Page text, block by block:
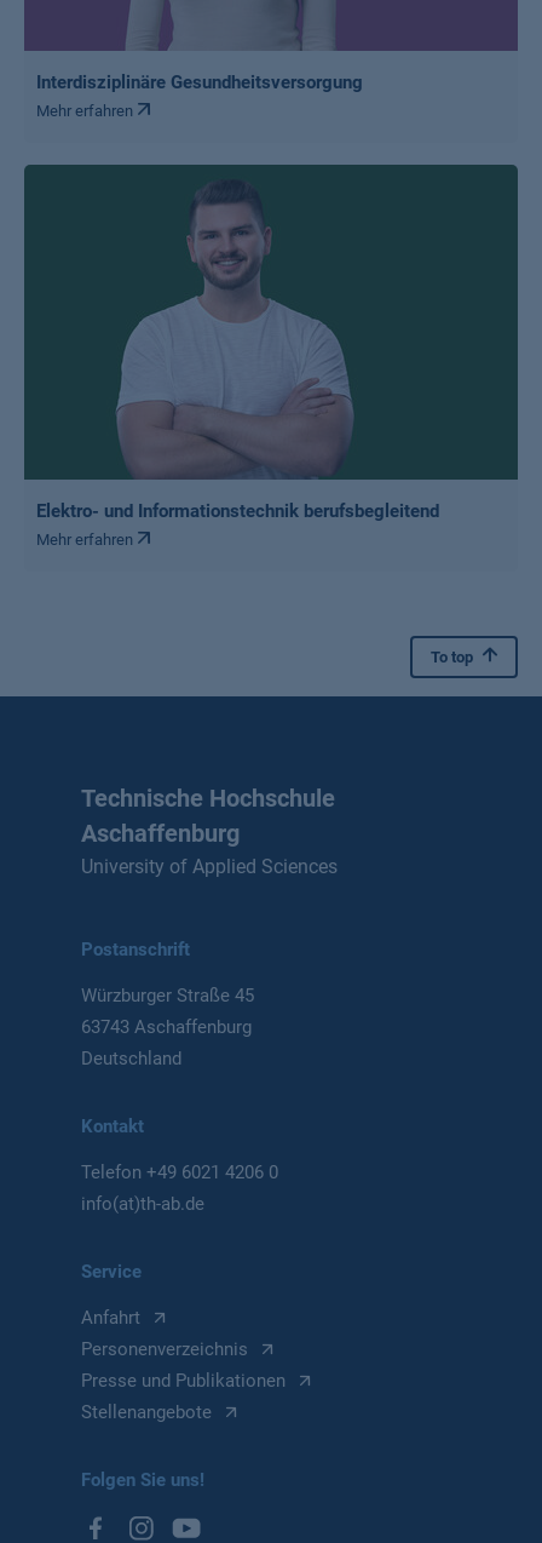
Interdisziplinäre Gesundheitsversorgung
Mehr erfahren
Elektro- und Informationstechnik berufsbegleitend
Mehr erfahren
To top
Technische Hochschule
Aschaffenburg
University of Applied Sciences
Postanschrift
Würzburger Straße 45
63743 Aschaffenburg
Deutschland
Kontakt
Telefon+49 6021 4206 0
info(at)th-ab.de
Service
Anfahrt
Personenverzeichnis
Presse und Publikationen
Stellenangebote
Folgen Sie uns!